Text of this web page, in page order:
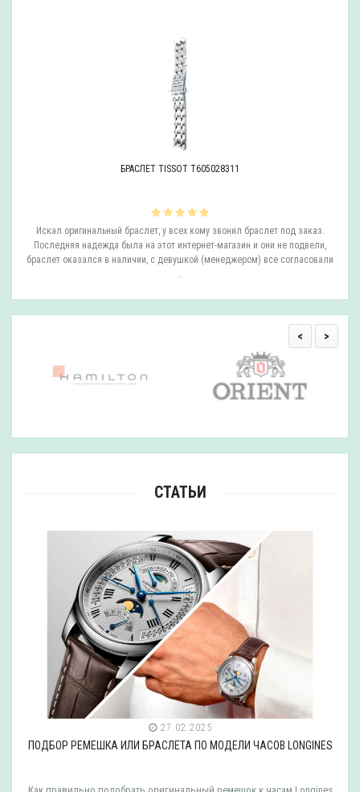
БРАСЛЕТ TISSOT T605028311
Искал оригинальный браслет, у всех кому звонил браслет под заказ.
Последняя надежда была на этот интернет-магазин и они не подвели,
браслет оказался в наличии, с девушкой (менеджером) все согласовали
..
< >
СТАТЬИ
27.02.2025
ПОДБОР РЕМЕШКА ИЛИ БРАСЛЕТА ПО МОДЕЛИ ЧАСОВ LONGINES